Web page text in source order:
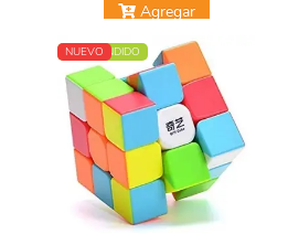
Agregar
MÁS VENDIDO
NUEVO